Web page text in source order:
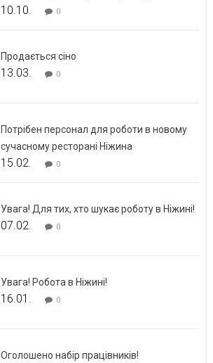
10.10. 0
Продається сіно
13.03. 0
Потрібен персонал для роботи в новому
сучасному ресторані Ніжина
15.02. 0
Увага! Для тих, хто шукає роботу в Ніжині!
07.02. 0
Увага! Робота в Ніжині!
16.01. 0
Оголошено набір працівників!